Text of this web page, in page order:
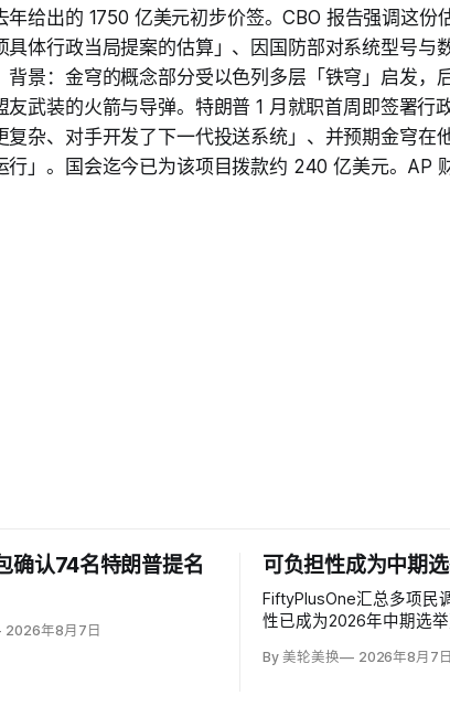
年给出的 1750 亿美元初步价签。CBO 报告强调这份
具体行政当局提案的估算」、因国防部对系统型号与
背景：金穹的概念部分受以色列多层「铁穹」启发，
友武装的火箭与导弹。特朗普 1 月就职首周即签署行
复杂、对手开发了下一代投送系统」、并预期金穹在
行」。国会迄今已为该项目拨款约 240 亿美元。AP
确认74名特朗普提名
2026年8月7日
可负担性成为中期
FiftyPlusOne汇总多项民
性已成为2026年中期选
（The Economist）调查
By 美轮美换 2026年8月7日